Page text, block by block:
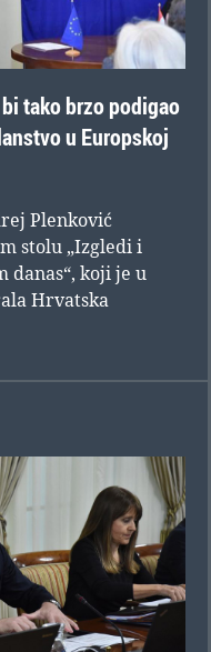
tako brzo podigao
u Europskoj
Plenković
stolu „Izgledi i
danas“, koji je u
Hrvatska